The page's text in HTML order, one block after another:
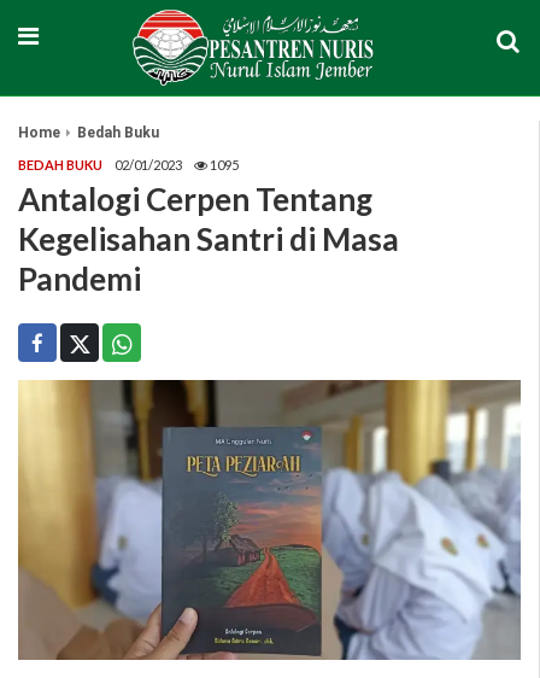
Home Bedah Buku
BEDAH BUKU 02/01/2023 1095
Antalogi Cerpen Tentang
Kegelisahan Santri di Masa
Pandemi